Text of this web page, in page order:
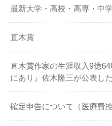
最新大学・高校・高専・中
直木賞
直木賞作家の生涯収入9億
にあり』佐木隆三が公表し
確定申告について（医療費